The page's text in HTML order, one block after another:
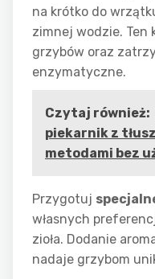
na krótko do
zimnej wodzie. Ten
grzybów oraz
enzymatyczne.
Czytaj również:
piekarnik z
metodami bez
Przygotuj
własnych
zioła. Dodanie
nadaje grzybom